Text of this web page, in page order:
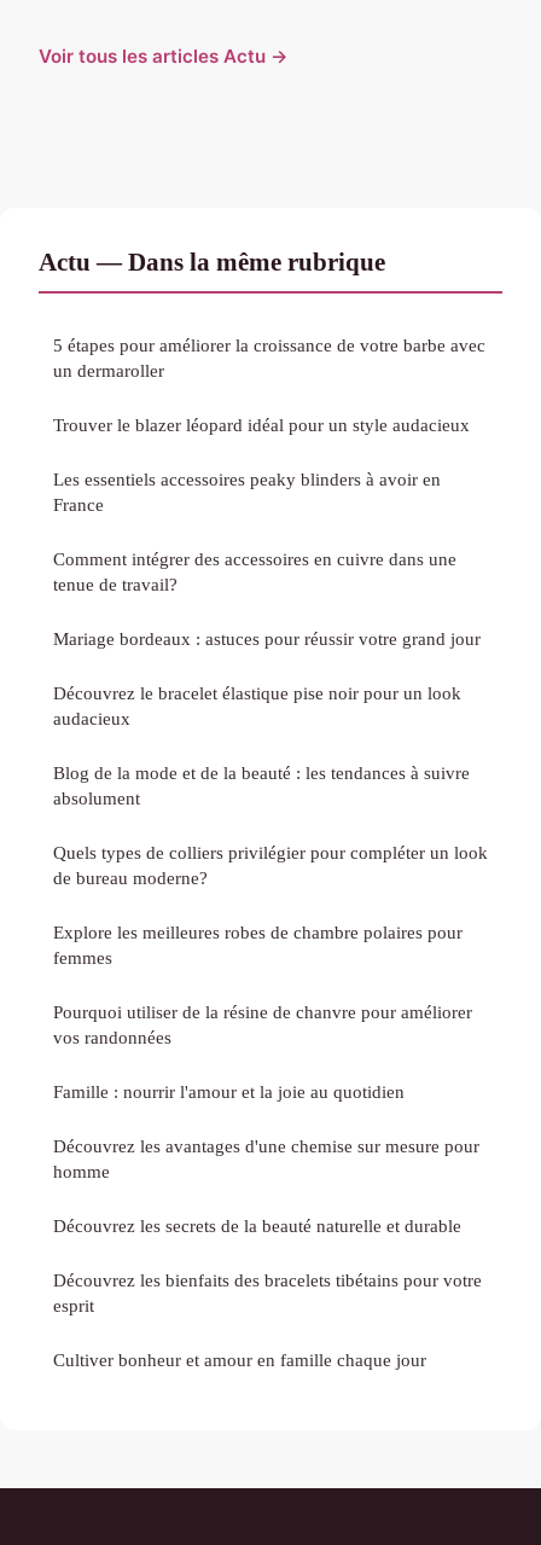
Voir tous les articles Actu →
Actu — Dans la même rubrique
5 étapes pour améliorer la croissance de votre barbe avec
un dermaroller
Trouver le blazer léopard idéal pour un style audacieux
Les essentiels accessoires peaky blinders à avoir en
France
Comment intégrer des accessoires en cuivre dans une
tenue de travail?
Mariage bordeaux : astuces pour réussir votre grand jour
Découvrez le bracelet élastique pise noir pour un look
audacieux
Blog de la mode et de la beauté : les tendances à suivre
absolument
Quels types de colliers privilégier pour compléter un look
de bureau moderne?
Explore les meilleures robes de chambre polaires pour
femmes
Pourquoi utiliser de la résine de chanvre pour améliorer
vos randonnées
Famille : nourrir l'amour et la joie au quotidien
Découvrez les avantages d'une chemise sur mesure pour
homme
Découvrez les secrets de la beauté naturelle et durable
Découvrez les bienfaits des bracelets tibétains pour votre
esprit
Cultiver bonheur et amour en famille chaque jour